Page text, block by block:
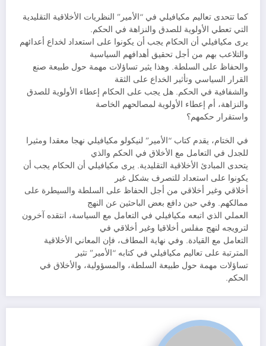
كما تتحدى تعاليم مكيافيلي في “الأمير” النظريات الأخلاقية التقليدية
التي تعطي الأولوية للصدق والنزاهة في الحكم.
يرى مكيافيلي أن الحكام يجب أن يكونوا على استعداد لخداع أعدائهم
والتلاعب بهم من أجل تحقيق أهدافهم السياسية
والحفاظ على السلطة. وهذا يثير تساؤلات مهمة حول طبيعة صنع
القرار السياسي وتأثير الخداع على الثقة
والشفافية في الحكم. هل يجب على الحكام إعطاء الأولوية للصدق
والنزاهة، أم إعطاء الأولوية لمصالحهم الخاصة
واستقرار حكمهم؟
في الختام، يقدم كتاب “الأمير” لنيكولو مكيافيلي نهجا معقدا ومثيرا
للجدل في التعامل مع الأخلاق في الحكم والذي
يتحدى المبادئ الأخلاقية التقليدية. يرى مكيافيلي أن الحكام يجب أن
يكونوا على استعداد للتصرف بشكل غير
أخلاقي وغير أخلاقي من أجل الحفاظ على السلطة والسيطرة على
ممالكهم. وفي حين دافع بعض الباحثين عن النهج
العملي الذي اتبعه مكيافيلي في التعامل مع السياسة، انتقده آخرون
لترويجه لنهج مفلس أخلاقيا وغير أخلاقي في
التعامل مع القيادة. وفي نهاية المطاف، فإن المعاني الأخلاقية
المترتبة على تعاليم مكيافيلي في كتابه “الأمير” تثير
تساؤلات مهمة حول طبيعة السلطة، والمسؤولية، والأخلاق في
الحكم.